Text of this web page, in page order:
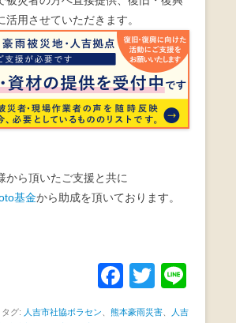
活用させていただきます。
から頂いたご支援と共に
基金から助成を頂いております。
F
a
T
wi
タグ: 人吉市社協ボラセン 熊本豪雨災害
人吉